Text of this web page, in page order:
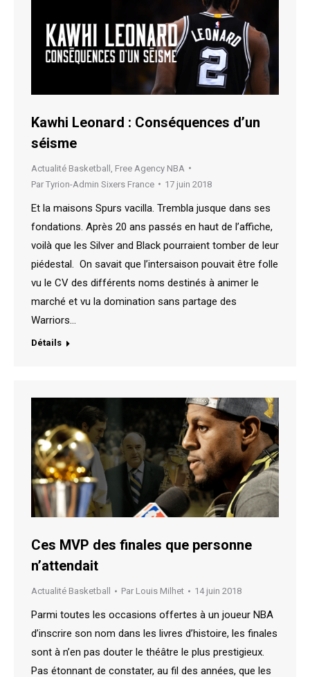
Kawhi Leonard : Conséquences d’un
séisme
Actualité Basketball Free Agency NBA
Par Tyrion-Admin Sixers France 17 juin 2018
Et la maisons Spurs vacilla. Trembla jusque dans ses
fondations. Après 20 ans passés en haut de l’affiche,
voilà que les Silver and Black pourraient tomber de leur
piédestal. On savait que l’intersaison pouvait être folle
vu le CV des différents noms destinés à animer le
marché et vu la domination sans partage des
Warriors…
Détails
Ces MVP des finales que personne
n’attendait
Actualité Basketball Par Louis Milhet 14 juin 2018
Parmi toutes les occasions offertes à un joueur NBA
d’inscrire son nom dans les livres d’histoire, les finales
sont à n’en pas douter le théâtre le plus prestigieux.
Pas étonnant de constater, au fil des années, que les